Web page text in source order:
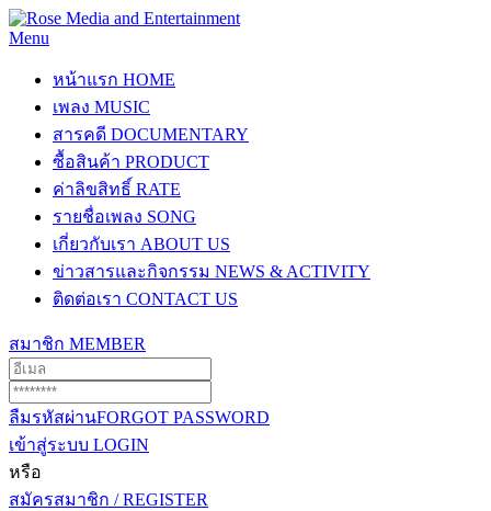
Menu
หน้าแรก HOME
เพลง MUSIC
สารคดี DOCUMENTARY
ซื้อสินค้า PRODUCT
ค่าลิขสิทธิ์ RATE
รายชื่อเพลง SONG
เกี่ยวกับเรา ABOUT US
ข่าวสารและกิจกรรม NEWS & ACTIVITY
ติดต่อเรา CONTACT US
สมาชิก MEMBER
ลืมรหัสผ่านFORGOT PASSWORD
เข้าสู่ระบบ LOGIN
หรือ
สมัครสมาชิก / REGISTER